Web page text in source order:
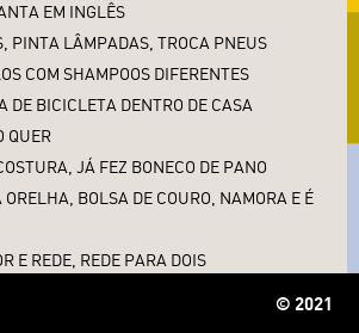
EM INGLÊS
PINTA LÂMPADAS, TROCA PNEUS
COM SHAMPOOS DIFERENTES
DE BICICLETA DENTRO DE CASA
QUER
JÁ FEZ BONECO DE PANO
BOLSA DE COURO, NAMORA E É
E REDE, REDE PARA DOIS
© 2021